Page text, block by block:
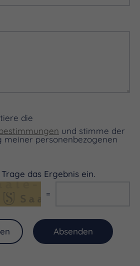
die
und stimme der
meiner personenbezogenen
das Ergebnis ein.
=